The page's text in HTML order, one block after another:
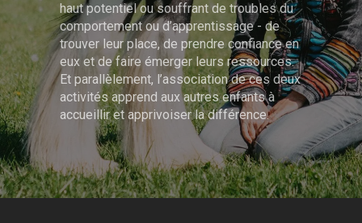
haut potentiel ou souffrant de troubles du
comportement ou d’apprentissage - de
trouver leur place, de prendre confiance en
eux et de faire émerger leurs ressources.
Et parallèlement, l’association de ces deux
activités apprend aux autres enfants à
accueillir et apprivoiser la différence.